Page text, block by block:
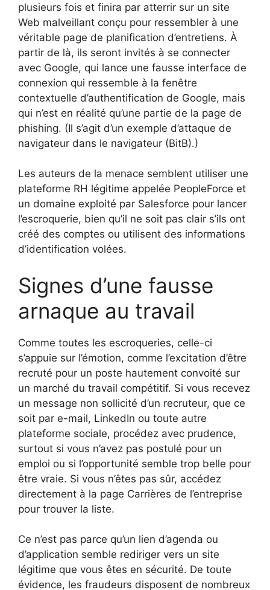
plusieurs fois et finira par atterrir sur un site
Web malveillant conçu pour ressembler à une
véritable page de planification d’entretiens. À
partir de là, ils seront invités à se connecter
avec Google, qui lance une fausse interface de
connexion qui ressemble à la fenêtre
contextuelle d’authentification de Google, mais
qui n’est en réalité qu’une partie de la page de
phishing. (Il s’agit d’un exemple d’attaque de
navigateur dans le navigateur (BitB).)
Les auteurs de la menace semblent utiliser une
plateforme RH légitime appelée PeopleForce et
un domaine exploité par Salesforce pour lancer
l’escroquerie, bien qu’il ne soit pas clair s’ils ont
créé des comptes ou utilisent des informations
d’identification volées.
Signes d’une fausse
arnaque au travail
Comme toutes les escroqueries, celle-ci
s’appuie sur l’émotion, comme l’excitation d’être
recruté pour un poste hautement convoité sur
un marché du travail compétitif. Si vous recevez
un message non sollicité d’un recruteur, que ce
soit par e-mail, LinkedIn ou toute autre
plateforme sociale, procédez avec prudence,
surtout si vous n’avez pas postulé pour un
emploi ou si l’opportunité semble trop belle pour
être vraie. Si vous n’êtes pas sûr, accédez
directement à la page Carrières de l’entreprise
pour trouver la liste.
Ce n’est pas parce qu’un lien d’agenda ou
d’application semble rediriger vers un site
légitime que vous êtes en sécurité. De toute
évidence, les fraudeurs disposent de nombreux